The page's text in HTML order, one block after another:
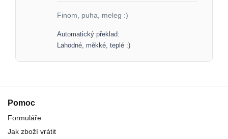
Finom, puha, meleg :)
Automatický překlad:
Lahodné, měkké, teplé :)
Pomoc
Formuláře
Jak zboží vrátit